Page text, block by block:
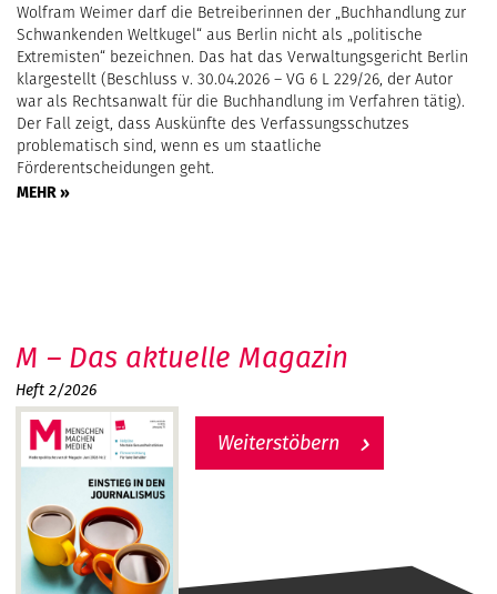
Wolfram Weimer darf die Betreiberinnen der „Buchhandlung zur
Schwankenden Weltkugel“ aus Berlin nicht als „politische
Extremisten“ bezeichnen. Das hat das Verwaltungsgericht Berlin
klargestellt (Beschluss v. 30.04.2026 – VG 6 L 229/26, der Autor
war als Rechtsanwalt für die Buchhandlung im Verfahren tätig).
Der Fall zeigt, dass Auskünfte des Verfassungsschutzes
problematisch sind, wenn es um staatliche
Förderentscheidungen geht.
MEHR »
M – Das aktuelle Magazin
Heft 2/2026
Weiterstöbern